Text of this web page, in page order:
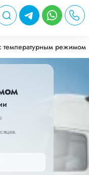
температурным режимом